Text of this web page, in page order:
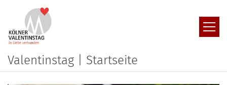
Zum Inhalt springen
Valentinstag | Startseite